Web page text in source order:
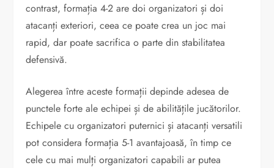
contrast, formația 4-2 are doi organizatori și doi
atacanți exteriori, ceea ce poate crea un joc mai
rapid, dar poate sacrifica o parte din stabilitatea
defensivă.
Alegerea între aceste formații depinde adesea de
punctele forte ale echipei și de abilitățile jucătorilor.
Echipele cu organizatori puternici și atacanți versatili
pot considera formația 5-1 avantajoasă, în timp ce
cele cu mai mulți organizatori capabili ar putea